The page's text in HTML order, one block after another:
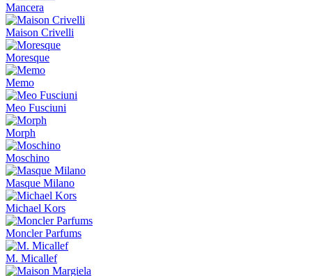
Mancera
Maison Crivelli
Moresque
Memo
Meo Fusciuni
Morph
Moschino
Masque Milano
Michael Kors
Moncler Parfums
M. Micallef